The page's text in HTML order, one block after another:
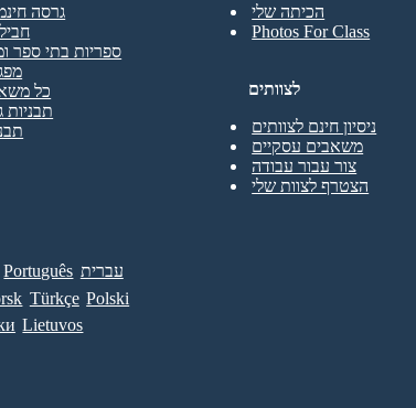
הכיתה שלי
Photos For Class
גרסה
ספריות בתי ספר
כל
תבניות
לצוותים
ניסיון חינם לצוותים
משאבים עסקיים
צור עבור עבודה
הצטרף לצוות שלי
Português עברית
Türkçe Polski
Lietuvos